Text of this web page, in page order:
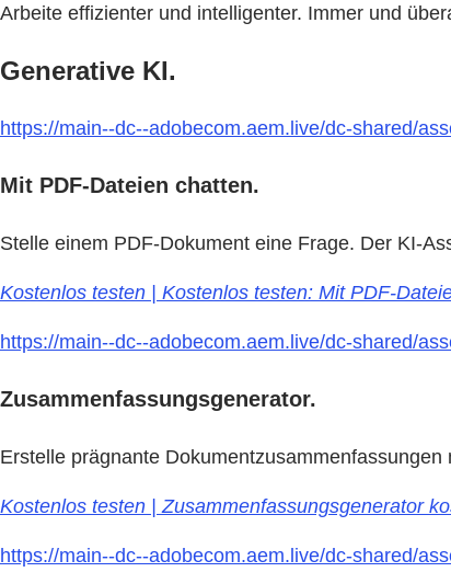
Arbeite effizienter und intelligenter. Immer und
Generative KI.
https://main--dc--adobecom.aem.live/dc-shared/
Mit PDF-Dateien chatten.
Stelle einem PDF-Dokument eine Frage. Der KI-
Kostenlos testen | Kostenlos testen: Mit PDF-
https://main--dc--adobecom.aem.live/dc-shared/
Zusammenfassungsgenerator.
Erstelle prägnante
Kostenlos testen | Zusammenfassungsgenerator
https://main--dc--adobecom.aem.live/dc-shared/